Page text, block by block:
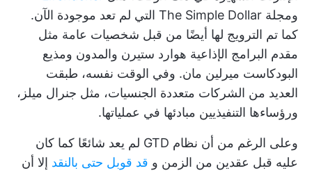
ومجلة The Simple Dollar التي لم تعد موجودة الآن.
كما تم الترويج لها أيضًا من قبل شخصيات عامة مثل
مقدم البرامج الإذاعية هوارد ستيرن والمدون ومذيع
البودكاست ميرلين مان. وفي الوقت نفسه، طبقت
العديد من الشركات متعددة الجنسيات، مثل جنرال ميلز،
ورؤساءها التنفيذيين مبادئها في عملياتها.
وعلى الرغم من أن نظام GTD لم يعد شائعًا كما كان
عليه قبل عقدين من الزمن و قد قوبل حتى بالنقد إلا أن